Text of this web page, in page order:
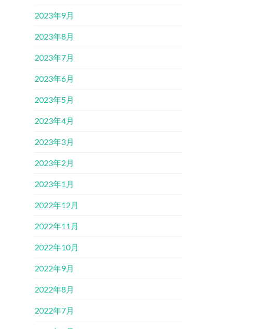
2023年9月
2023年8月
2023年7月
2023年6月
2023年5月
2023年4月
2023年3月
2023年2月
2023年1月
2022年12月
2022年11月
2022年10月
2022年9月
2022年8月
2022年7月